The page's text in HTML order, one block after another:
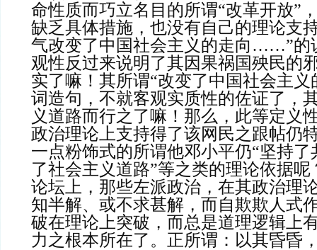
命性质而巧立名目的所谓“改革开放”
缺乏具体措施，也没有自己的理论支
气改变了中国社会主义的走向……”的
观性反过来说明了其因果祸国殃民的
实了嘛！其所谓“改变了中国社会主义
词造句，不就客观实质性的佐证了，
义道路而行之了嘛！那么，此等定义
政治理论上支持得了该网民之跟帖仍
一点粉饰式的所谓他邓小平仍“坚持
了社会主义道路”等之类的理论依据
论坛上，那些左派政治，在其政治理
知半解、或不求甚解，而自欺欺人式
破在理论上突破，而总是道理逻辑上
力之根本所在了。正所谓：以其昏昏